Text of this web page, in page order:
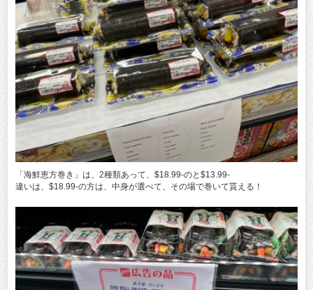
「海鮮恵方巻き」は、2種類あって、$18.99‐のと$13.99‐
違いは、$18.99‐の方は、中身が選べて、その場で巻いて貰える！